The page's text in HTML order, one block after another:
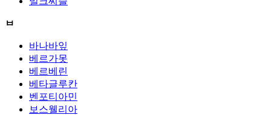
ㅂ
바나바잎
베르가못
베르베린
베타글루칸
벤포티아민
보스웰리아